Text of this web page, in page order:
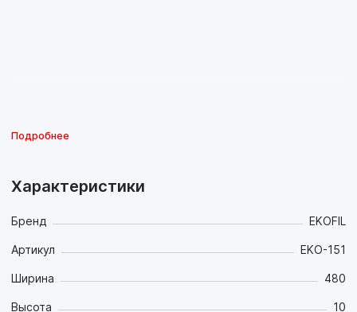
Подробнее
Характеристики
Бренд EKOFIL
Артикул EKO-151
Ширина 480
Высота 10